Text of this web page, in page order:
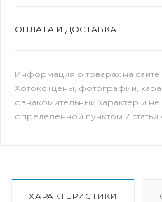
ОПЛАТА И ДОСТАВКА
Информация о товарах на
Хотокс (цены, фотографии,
ознакомительный характер и
определенной пунктом 2
ХАРАКТЕРИСТИКИ